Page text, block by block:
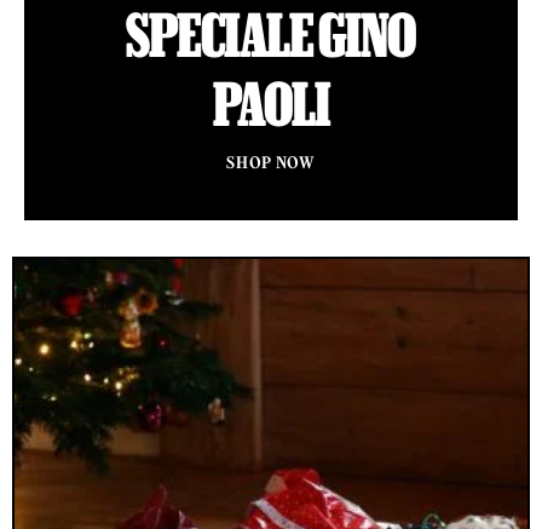
SPECIALE GINO
PAOLI
SHOP NOW